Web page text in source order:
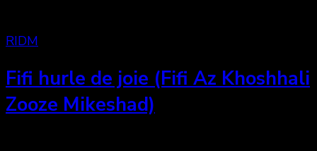
RIDM
Fifi hurle de joie (Fifi Az Khoshhali
Zooze Mikeshad)